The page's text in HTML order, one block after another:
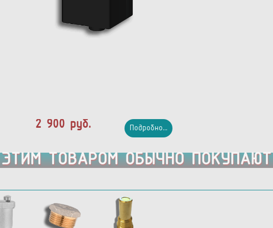
2 900 руб. Подробно...
ТОВАРОМ ОБЫЧНО ПОКУПАЮТ